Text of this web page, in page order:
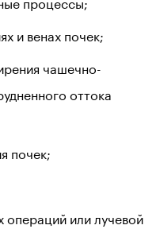
и венах почек;
чашечно-
оттока
почек;
операций или лучевой